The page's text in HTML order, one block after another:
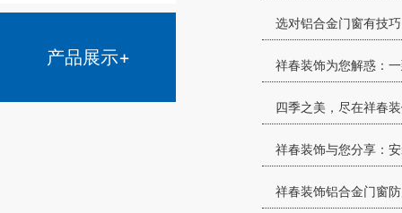
产品展示+
选对铝合金门窗有技
祥春装饰为您解惑：​
四季之美，尽在祥春
祥春装饰与您分享：​
祥春装饰铝合金门窗